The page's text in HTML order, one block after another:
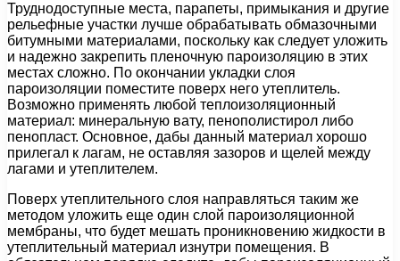
Труднодоступные места, парапеты, примыкания и другие
рельефные участки лучше обрабатывать обмазочными
битумными материалами, поскольку как следует уложить
и надежно закрепить пленочную пароизоляцию в этих
местах сложно. По окончании укладки слоя
пароизоляции поместите поверх него утеплитель.
Возможно применять любой теплоизоляционный
материал: минеральную вату, пенополистирол либо
пенопласт. Основное, дабы данный материал хорошо
прилегал к лагам, не оставляя зазоров и щелей между
лагами и утеплителем.
Поверх утеплительного слоя направляться таким же
методом уложить еще один слой пароизоляционной
мембраны, что будет мешать проникновению жидкости в
утеплительный материал изнутри помещения. В